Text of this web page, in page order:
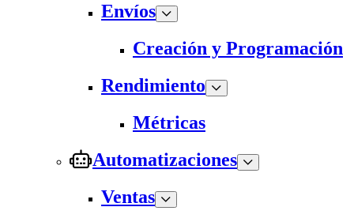
Envíos
Creación y Programación
Rendimiento
Métricas
Automatizaciones
Ventas